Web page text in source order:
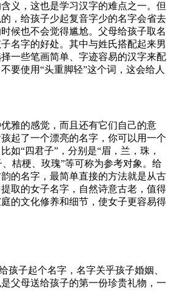
义，这也是学习汉字的难点之一。但
，给孩子少起复音字少的名字会省去
候也不会觉得尴尬。父母给孩子取名
名字的好处。其中与姓氏搭配起来男
一些笔画简单、字迹容易的汉字来配
要使用“头重脚轻”这个词，这会给人
雅的感觉，而且还有它们自己的意
起了一个漂亮的名字，你可以用一个
如“四君子”，分别是“眉，兰，珠，
桔梗、玫瑰”等可称为参考对象。给
的名字，最简单直接的方法就是从古
取的女子名字，自然诗意古老，值得
的文化修养和细节，使女子更容易得
孩子起个名字，名字关乎孩子婚姻、
父母送给孩子的第一份珍贵礼物，一